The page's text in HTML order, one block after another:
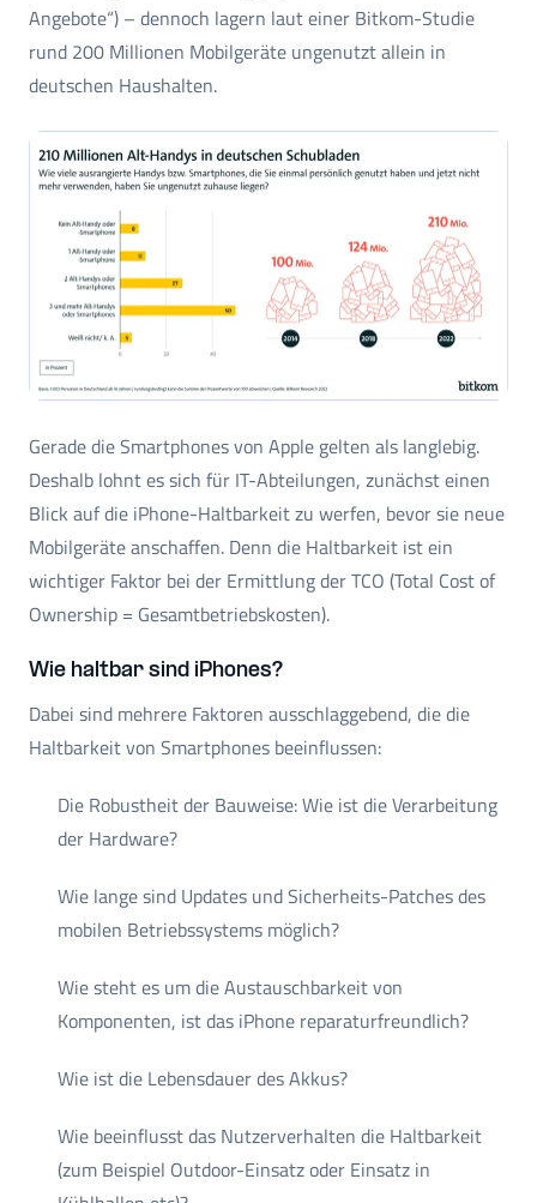
Angebote“) – dennoch lagern laut einer Bitkom-Studie
rund 200 Millionen Mobilgeräte ungenutzt allein in
deutschen Haushalten.
Gerade die Smartphones von Apple gelten als langlebig.
Deshalb lohnt es sich für IT-Abteilungen, zunächst einen
Blick auf die iPhone-Haltbarkeit zu werfen, bevor sie neue
Mobilgeräte anschaffen. Denn die Haltbarkeit ist ein
wichtiger Faktor bei der Ermittlung der TCO (Total Cost of
Ownership = Gesamtbetriebskosten).
Wie haltbar sind iPhones?
Dabei sind mehrere Faktoren ausschlaggebend, die die
Haltbarkeit von Smartphones beeinflussen:
Die Robustheit der Bauweise: Wie ist die Verarbeitung
der Hardware?
Wie lange sind Updates und Sicherheits-Patches des
mobilen Betriebssystems möglich?
Wie steht es um die Austauschbarkeit von
Komponenten, ist das iPhone reparaturfreundlich?
Wie ist die Lebensdauer des Akkus?
Wie beeinflusst das Nutzerverhalten die Haltbarkeit
(zum Beispiel Outdoor-Einsatz oder Einsatz in